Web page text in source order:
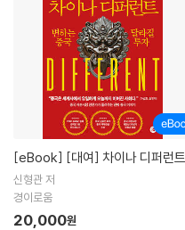
[eBook] [대여] 차이나 디퍼런트
신형관 저
경이로움
20,000원